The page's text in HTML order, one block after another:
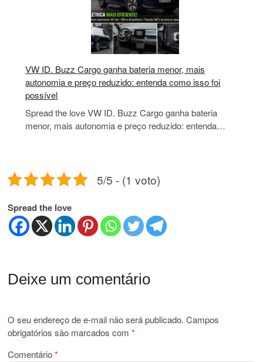
VW ID. Buzz Cargo ganha bateria menor, mais
autonomia e preço reduzido: entenda como isso foi
possível
Spread the love VW ID. Buzz Cargo ganha bateria
menor, mais autonomia e preço reduzido: entenda…
5/5 - (1 voto)
Spread the love
Deixe um comentário
O seu endereço de e-mail não será publicado. Campos
obrigatórios são marcados com*
Comentário*